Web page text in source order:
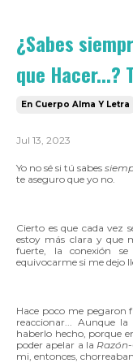
¿Sabes
que Hacer...?
En Cuerpo Alma Y Letra
Jul 13, 2023
Yo no sé si tú sabes
te aseguro que yo no.
Cierto es que cada vez
estoy más clara y que
fuerte, la conexión
equivocarme si me dejo
Hace poco me pegaron
reaccionar... Aunque
haberlo hecho, porque
poder apelar a la
mi, entonces,